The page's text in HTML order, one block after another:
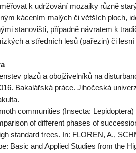
k udržování mozaiky různě
kácením malých či větších ploch,
stanovišti, případně návratem k
a středních lesů (pařezin) či lesní
plazů a obojživelníků na
Bakalářská práce. Jihočeská
communities (Insecta:
of different phases of
standard trees. In: FLOREN, A.,
Basic and Applied Studies from the